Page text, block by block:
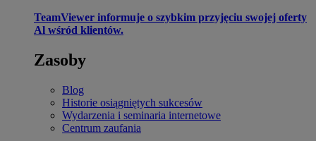
TeamViewer informuje o szybkim przyjęciu swojej oferty
Al wśród klientów.
Zasoby
Blog
Historie osiągniętych sukcesów
Wydarzenia i seminaria internetowe
Centrum zaufania